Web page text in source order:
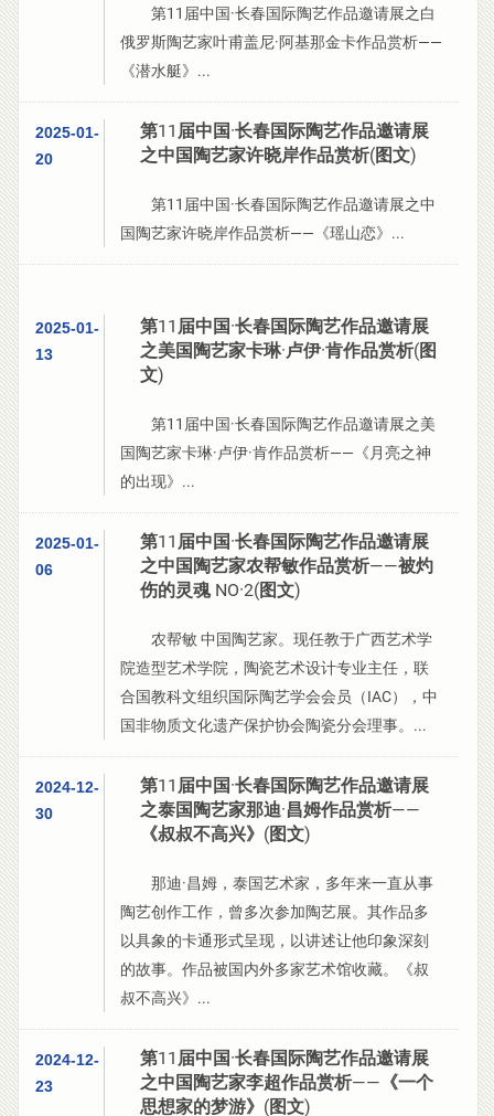
第11届中国·长春国际陶艺作品邀请展之白
俄罗斯陶艺家叶甫盖尼·阿基那金卡作品赏析——
《潜水艇》...
2025-01-
20
第11届中国·长春国际陶艺作品邀请展
之中国陶艺家许晓岸作品赏析(图文)
第11届中国·长春国际陶艺作品邀请展之中
国陶艺家许晓岸作品赏析——《瑶山恋》...
2025-01-
13
第11届中国·长春国际陶艺作品邀请展
之美国陶艺家卡琳·卢伊·肯作品赏析(图
文)
第11届中国·长春国际陶艺作品邀请展之美
国陶艺家卡琳·卢伊·肯作品赏析——《月亮之神
的出现》...
2025-01-
06
第11届中国·长春国际陶艺作品邀请展
之中国陶艺家农帮敏作品赏析——被灼
伤的灵魂 NO·2(图文)
农帮敏 中国陶艺家。现任教于广西艺术学
院造型艺术学院，陶瓷艺术设计专业主任，联
合国教科文组织国际陶艺学会会员（IAC），中
国非物质文化遗产保护协会陶瓷分会理事。...
2024-12-
30
第11届中国·长春国际陶艺作品邀请展
之泰国陶艺家那迪·昌姆作品赏析——
《叔叔不高兴》(图文)
那迪·昌姆，泰国艺术家，多年来一直从事
陶艺创作工作，曾多次参加陶艺展。其作品多
以具象的卡通形式呈现，以讲述让他印象深刻
的故事。作品被国内外多家艺术馆收藏。《叔
叔不高兴》...
2024-12-
23
第11届中国·长春国际陶艺作品邀请展
之中国陶艺家李超作品赏析——《一个
思想家的梦游》(图文)